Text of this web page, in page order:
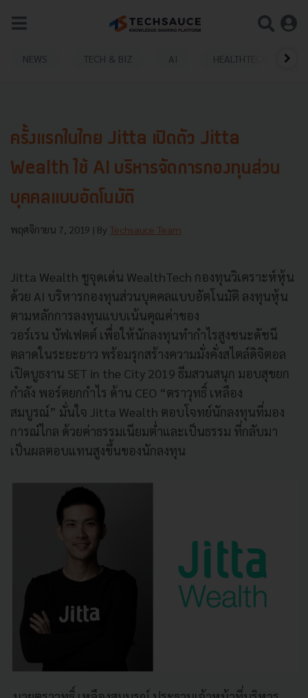
NEWS TECH & BIZ AI HEALTHTECH
ครั้งแรกในไทย Jitta เปิดตัว Jitta
Wealth ใช้ AI บริหารจัดการกองทุนส่วน
บุคคลแบบอัตโนมัติ
พฤศจิกายน 7, 2019 | By Techsauce Team
Jitta Wealth ชูจุดเด่น WealthTech กองทุนวิเคราะห์หุ้น
ด้วย AI บริหารกองทุนส่วนบุคคลแบบอัตโนมัติ ลงทุนหุ้น
ตามหลักการลงทุนแบบเน้นคุณค่าของ
วอร์เรน บัฟเฟตต์ เพื่อให้นักลงทุนทำกำไรสูงชนะดัชนี
ตลาดในระยะยาว พร้อมรุกสร้างความมั่งคั่งสไตล์ดิจิตอล
เปิดบูธงาน SET in the City 2019 ธีมสวนสนุก มอบสุขยก
กำลัง พอร์ตยกกำไร ด้าน CEO “ตราวุทธิ์ เหลือง
สมบูรณ์” มั่นใจ Jitta Wealth ตอบโจทย์นักลงทุนที่มอง
การณ์ไกล ด้วยค่าธรรมเนียมต่ำและเป็นธรรม ที่กลับมา
เป็นผลตอบแทนสูงขึ้นของนักลงทุน